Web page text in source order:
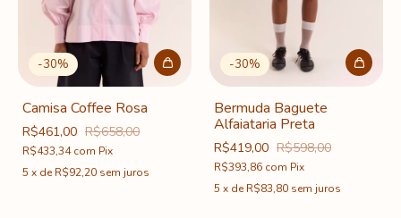
-30%
Camisa Coffee Rosa
R$461,00 R$658,00
R$433,34com Pix
5 x deR$92,20 sem juros
-30%
Bermuda Baguete
Alfaiataria Preta
R$419,00 R$598,00
R$393,86 com Pix
5 x deR$83,80 sem juros